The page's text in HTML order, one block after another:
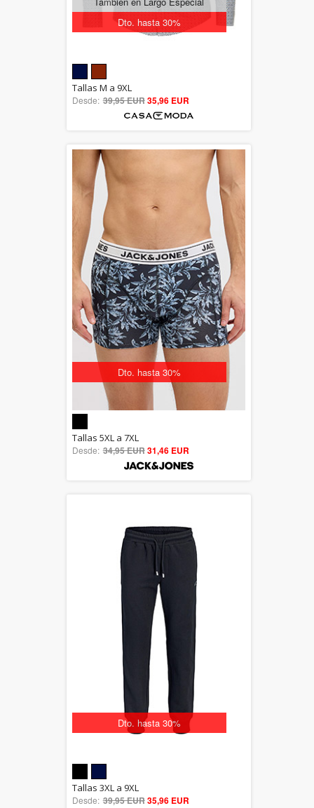
Dto. hasta 30%
out of 5
Tallas M a 9XL
Desde: 39,95 EUR35,96 EUR
Dto. hasta 30%
5.00
out of 5
Tallas 5XL a 7XL
Desde: 34,95 EUR31,46 EUR
Dto. hasta 30%
5.00
out of 5
Tallas 3XL a 9XL
Desde: 39,95 EUR35,96 EUR